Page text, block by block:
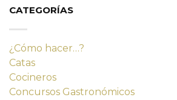
CATEGORÍAS
¿Cómo hacer…?
Catas
Cocineros
Concursos Gastronómicos